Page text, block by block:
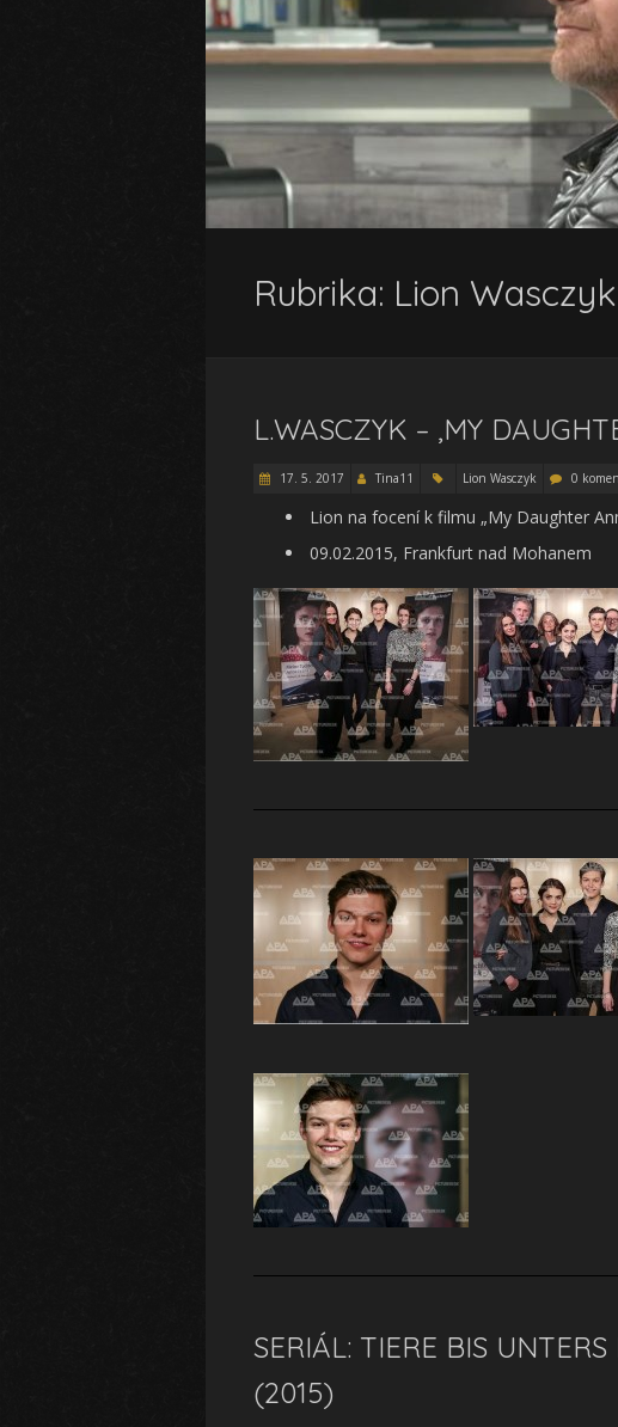
Rubrika: Lion Wasczyk
L.WASCZYK – ‚MY
17. 5. 2017 Tina11 Lion Wasczyk 0
Lion na focení k filmu „My Daughter
09.02.2015, Frankfurt nad Mohanem
SERIÁL: TIERE BIS
(2015)